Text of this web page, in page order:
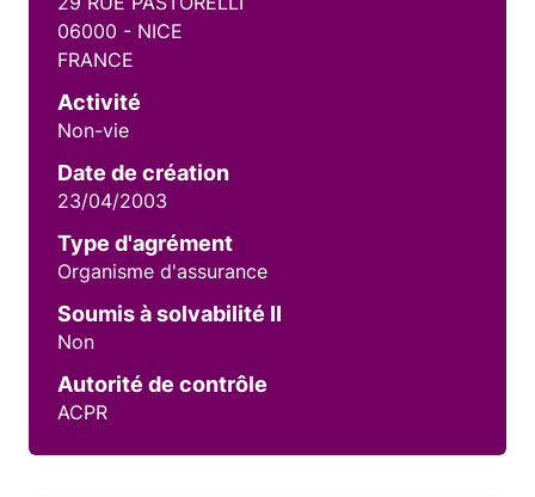
06000 - NICE
FRANCE
Activité
Non-vie
Date de création
23/04/2003
Type d'agrément
Organisme d'assurance
Soumis à solvabilité II
Non
Autorité de contrôle
ACPR